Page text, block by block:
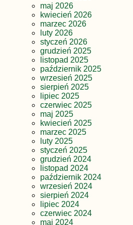
maj 2026
kwiecień 2026
marzec 2026
luty 2026
styczeń 2026
grudzień 2025
listopad 2025
październik 2025
wrzesień 2025
sierpień 2025
lipiec 2025
czerwiec 2025
maj 2025
kwiecień 2025
marzec 2025
luty 2025
styczeń 2025
grudzień 2024
listopad 2024
październik 2024
wrzesień 2024
sierpień 2024
lipiec 2024
czerwiec 2024
maj 2024